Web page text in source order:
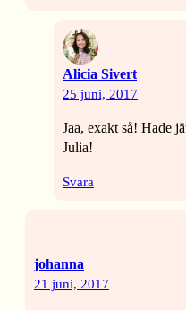
Alicia Sivert
25 juni, 2017
Jaa, exakt så! Hade
Julia!
Svara
johanna
21 juni, 2017